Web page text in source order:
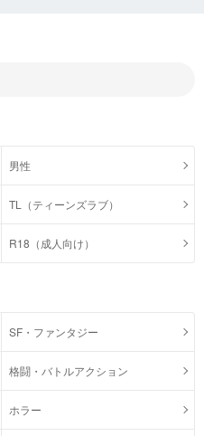
男性
TL（ティーンズラブ）
R18（成人向け）
SF・ファンタジー
格闘・バトルアクション
ホラー